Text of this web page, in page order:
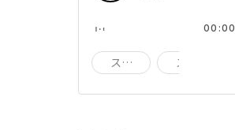
スティング スタブ